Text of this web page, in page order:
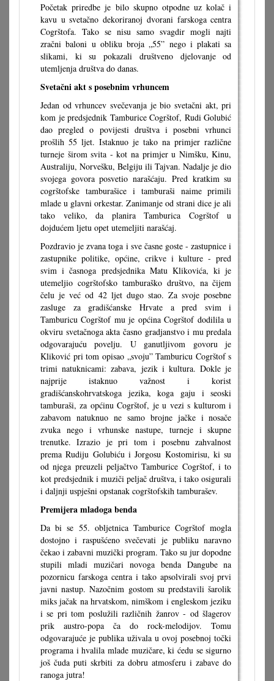
Početak priredbe je bilo skupno otpodne uz kolač i
kavu u svetačno dekoriranoj dvorani farskoga centra
Cogrštofa. Tako se nisu samo svagdir mogli najti
zračni baloni u obliku broja „55” nego i plakati sa
slikami, ki su pokazali društveno djelovanje od
utemljenja društva do danas.
Svetačni akt s posebnim vrhuncem
Jedan od vrhuncev svečevanja je bio svetačni akt, pri
kom je predsjednik Tamburice Cogrštof, Rudi Golubić
dao pregled o povijesti društva i posebni vrhunci
prošlih 55 ljet. Istaknuo je tako na primjer različne
turneje širom svita - kot na primjer u Nimšku, Kinu,
Australiju, Norvešku, Belgiju ili Tajvan. Nadalje je dio
svojega govora posvetio narašćaju. Pred kratkim su
cogrštofske tamburašice i tamburaši naime primili
mlade u glavni orkestar. Zanimanje od strani dice je ali
tako veliko, da planira Tamburica Cogrštof u
dojdućem ljetu opet utemeljiti narašćaj.
Pozdravio je zvana toga i sve časne goste - zastupnice i
zastupnike politike, općine, crikve i kulture - pred
svim i časnoga predsjednika Matu Klikovića, ki je
utemeljio cogrštofsko tamburaško društvo, na čijem
čelu je već od 42 ljet dugo stao. Za svoje posebne
zasluge za gradišćanske Hrvate a pred svim i
Tamburicu Cogrštof mu je općina Cogrštof dodilila u
okviru svetačnoga akta časno gradjanstvo i mu predala
odgovarajuću povelju. U ganutljivom govoru je
Kliković pri tom opisao „svoju” Tamburicu Cogrštof s
trimi natuknicami: zabava, jezik i kultura. Dokle je
najprije istaknuo važnost i korist
gradišćanskohrvatskoga jezika, koga gaju i seoski
tamburaši, za općinu Cogrštof, je u vezi s kulturom i
zabavom natuknuo ne samo brojne jačke i nosače
zvuka nego i vrhunske nastupe, turneje i skupne
trenutke. Izrazio je pri tom i posebnu zahvalnost
prema Rudiju Golubiću i Jorgosu Kostomirisu, ki su
od njega preuzeli peljačtvo Tamburice Cogrštof, i to
kot predsjednik i muziči peljač društva, i tako osigurali
i daljnji uspješni opstanak cogrštofskih tamburašev.
Premijera mladoga benda
Da bi se 55. obljetnica Tamburice Cogrštof mogla
dostojno i raspušćeno svečevati je publiku naravno
čekao i zabavni muzički program. Tako su jur dopodne
stupili mladi muzičari novoga benda Dangube na
pozornicu farskoga centra i tako apsolvirali svoj prvi
javni nastup. Nazočnim gostom su predstavili šarolik
miks jačak na hrvatskom, nimškom i engleskom jeziku
i se pri tom poslužili različnih žanrov - od šlagerov
prik austro-popa ča do rock-melodijov. Tomu
odgovarajuće je publika uživala u ovoj posebnoj točki
programa i hvalila mlade muzičare, ki ćedu se sigurno
još čuda puti skrbiti za dobru atmosferu i zabave do
ranoga jutra!